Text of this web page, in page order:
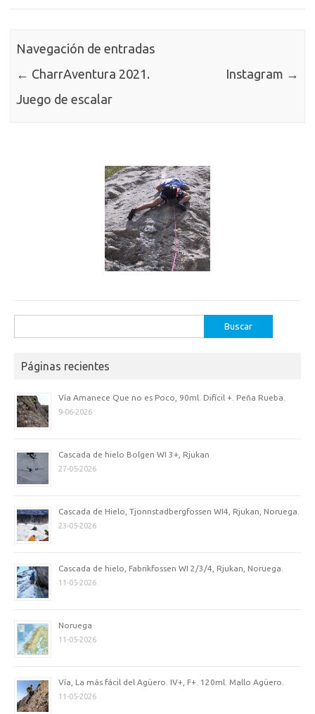
Navegación de entradas
← CharrAventura 2021.
Juego de escalar
Instagram →
Páginas recientes
Vía Amanece Que no es Poco, 90ml. Difícil +. Peña Rueba.
9-06-2026
Cascada de hielo Bolgen WI 3+, Rjukan
27-05-2026
Cascada de Hielo, Tjonnstadbergfossen WI4, Rjukan, Noruega.
23-05-2026
Cascada de hielo, Fabrikfossen WI 2/3/4, Rjukan, Noruega.
11-05-2026
Noruega
11-05-2026
Vía, La más fácil del Agüero. IV+, F+. 120ml. Mallo Agüero.
11-05-2026